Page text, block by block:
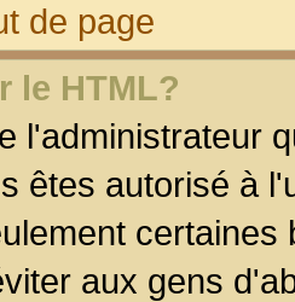
de page
le HTML?
l'administrateur
êtes autorisé à
aux gens